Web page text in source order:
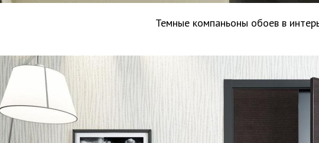
Темные компаньоны обоев в